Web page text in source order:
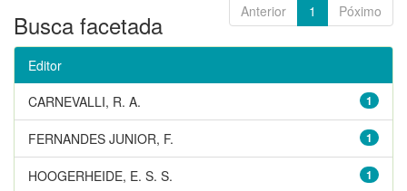
Anterior 1 Póximo
Busca facetada
Editor
1
CARNEVALLI, R. A.
1
FERNANDES JUNIOR, F.
1
HOOGERHEIDE, E. S. S.